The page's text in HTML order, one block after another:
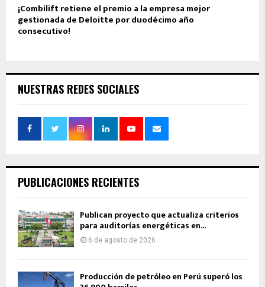
¡Combilift retiene el premio a la empresa mejor
gestionada de Deloitte por duodécimo año
consecutivo!
NUESTRAS REDES SOCIALES
PUBLICACIONES RECIENTES
Publican proyecto que actualiza criterios
para auditorías energéticas en...
6 de agosto de 2026
Producción de petróleo en Perú superó los